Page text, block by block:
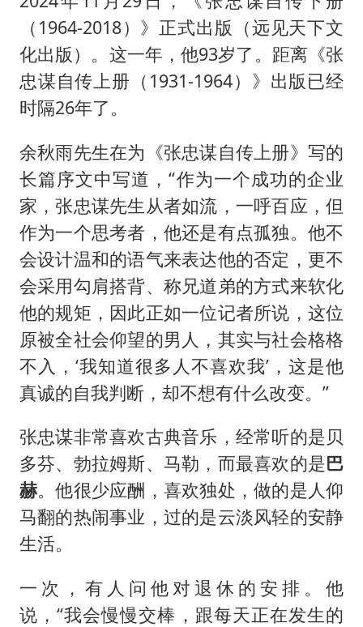
（1964-2018）》正式出版（远见天下文
化出版）。这一年，他93岁了。距离《张
忠谋自传上册（1931-1964）》出版已经
时隔26年了。
余秋雨先生在为《张忠谋自传上册》写的
长篇序文中写道，“作为一个成功的企业
家，张忠谋先生从者如流，一呼百应，但
作为一个思考者，他还是有点孤独。他不
会设计温和的语气来表达他的否定，更不
会采用勾肩搭背、称兄道弟的方式来软化
他的规矩，因此正如一位记者所说，这位
原被全社会仰望的男人，其实与社会格格
不入，‘我知道很多人不喜欢我’，这是他
真诚的自我判断，却不想有什么改变。”
张忠谋非常喜欢古典音乐，经常听的是贝
多芬、勃拉姆斯、马勒，而最喜欢的是巴
赫。他很少应酬，喜欢独处，做的是人仰
马翻的热闹事业，过的是云淡风轻的安静
生活。
一次，有人问他对退休的安排。他
说，“我会慢慢交棒，跟每天正在发生的